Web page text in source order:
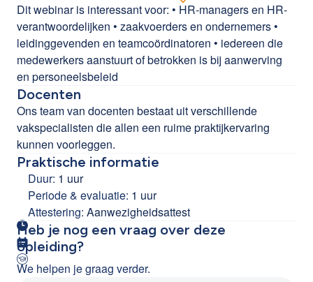
Dit webinar is interessant voor: • HR-managers en HR-
verantwoordelijken • zaakvoerders en ondernemers •
leidinggevenden en teamcoördinatoren • iedereen die
medewerkers aanstuurt of betrokken is bij aanwerving
en personeelsbeleid
Docenten
Ons team van docenten bestaat uit verschillende
vakspecialisten die allen een ruime praktijkervaring
kunnen voorleggen.
Praktische informatie
Duur: 1 uur
Periode & evaluatie: 1 uur
Attestering: Aanwezigheidsattest
Heb je nog een vraag over deze
opleiding?
We helpen je graag verder.